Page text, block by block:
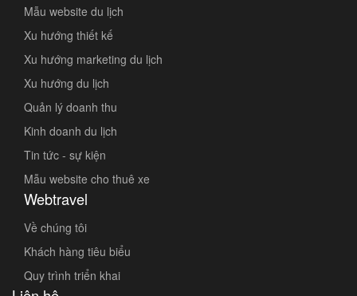
Mẫu website du lịch
Xu hướng thiết kế
Xu hướng marketing du lịch
Xu hướng du lịch
Quản lý doanh thu
Kinh doanh du lịch
Tin tức - sự kiện
Mẫu website cho thuê xe
Webtravel
Về chúng tôi
Khách hàng tiêu biểu
Quy trình triển khai